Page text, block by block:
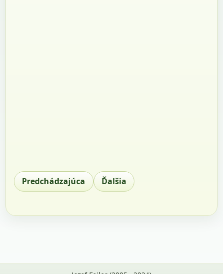
Predchádzajúca Ďalšia